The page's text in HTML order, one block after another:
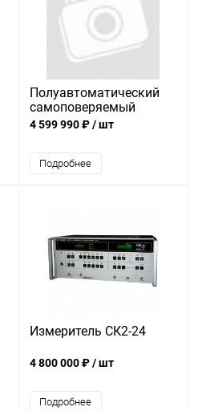
Полуавтоматический
самоповеряемый
потенциометр Р355
4 599 990 ₽/ шт
Подробнее
Измеритель СК2-24
4 800 000 ₽/ шт
Подробнее